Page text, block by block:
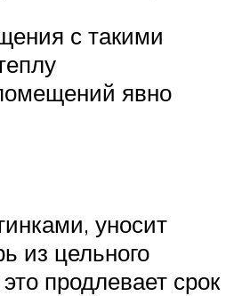
с такими
явно
уносит
из цельного
продлевает срок